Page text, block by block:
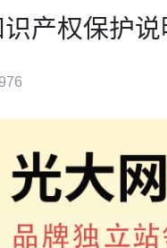
产权保护说